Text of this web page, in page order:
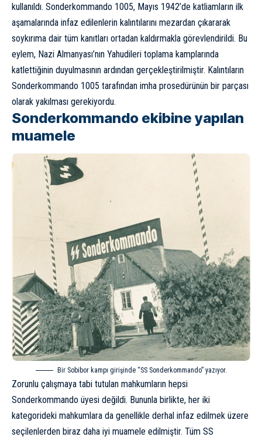
kullanıldı. Sonderkommando 1005, Mayıs 1942’de katliamların ilk
aşamalarında infaz edilenlerin kalıntılarını mezardan çıkararak
soykırıma dair tüm kanıtları ortadan kaldırmakla görevlendirildi. Bu
eylem, Nazi Almanyası’nın Yahudileri toplama kamplarında
katlettiğinin duyulmasının ardından gerçekleştirilmiştir. Kalıntıların
Sonderkommando 1005 tarafından imha prosedürünün bir parçası
olarak yakılması gerekiyordu.
Sonderkommando ekibine yapılan
muamele
Bir Sobibor kampı girişinde “SS Sonderkommando” yazıyor.
Zorunlu çalışmaya tabi tutulan mahkumların hepsi
Sonderkommando üyesi değildi. Bununla birlikte, her iki
kategorideki mahkumlara da genellikle derhal infaz edilmek üzere
seçilenlerden biraz daha iyi muamele edilmiştir. Tüm SS